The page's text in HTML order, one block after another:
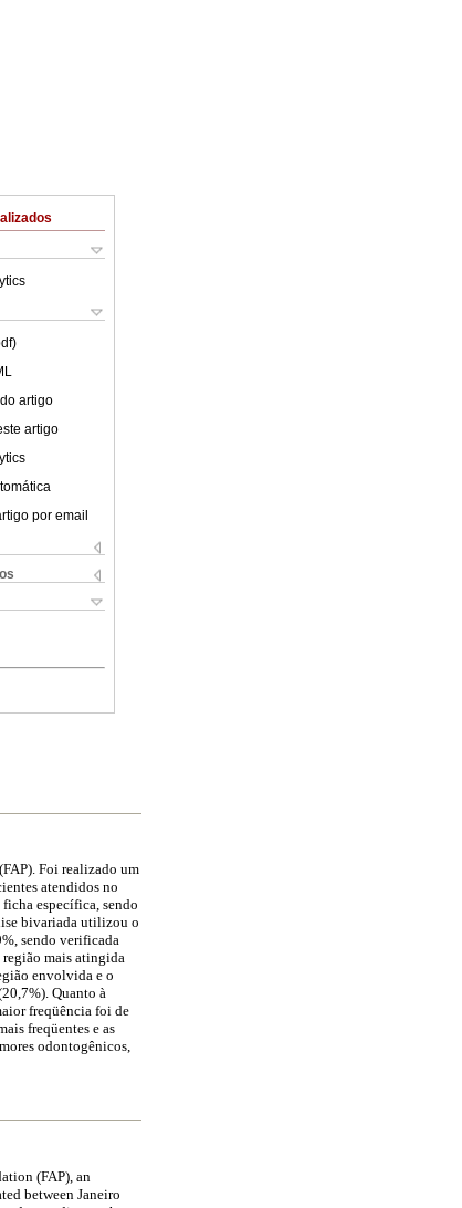
artigo
artigo
por email
Foi realizado um
atendidos no
específica, sendo
bivariada utilizou o
sendo verificada
mais atingida
envolvida e o
Quanto à
freqüência foi de
freqüentes e as
odontogênicos,
(FAP), an
between Janeiro